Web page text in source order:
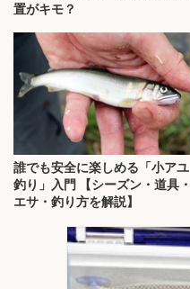
置がキモ？
誰でも安全に楽しめる「小アユ
釣り」入門 【シーズン・道具・
エサ・釣り方を解説】